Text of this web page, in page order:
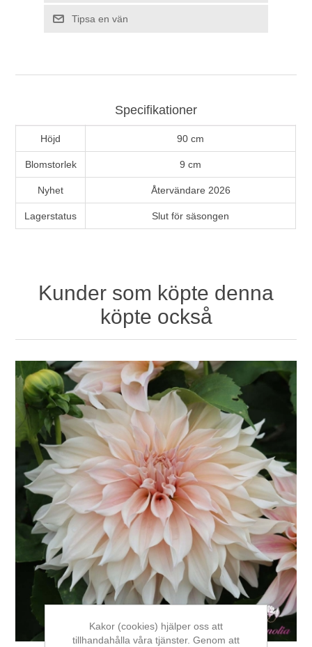
Tipsa en vän
Specifikationer
Höjd 90 cm
Blomstorlek 9 cm
Nyhet Återvändare 2026
Lagerstatus Slut för säsongen
Kunder som köpte denna
köpte också
Kakor (cookies) hjälper oss att
tillhandahålla våra tjänster. Genom att